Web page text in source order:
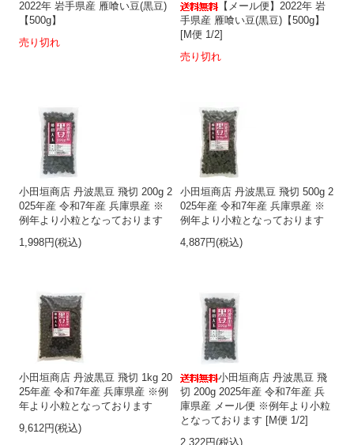
2022年 岩手県産 雁喰い豆(黒豆)
【500g】
売り切れ
【メール便】2022年 岩
手県産 雁喰い豆(黒豆)【500g】
[M便 1/2]
売り切れ
小田垣商店 丹波黒豆 飛切 200g 2
025年産 令和7年産 兵庫県産 ※
例年より小粒となっております
1,998円(税込)
小田垣商店 丹波黒豆 飛切 500g 2
025年産 令和7年産 兵庫県産 ※
例年より小粒となっております
4,887円(税込)
小田垣商店 丹波黒豆 飛切 1kg 20
25年産 令和7年産 兵庫県産 ※例
年より小粒となっております
9,612円(税込)
小田垣商店 丹波黒豆 飛
切 200g 2025年産 令和7年産 兵
庫県産 メール便 ※例年より小粒
となっております [M便 1/2]
2,322円(税込)